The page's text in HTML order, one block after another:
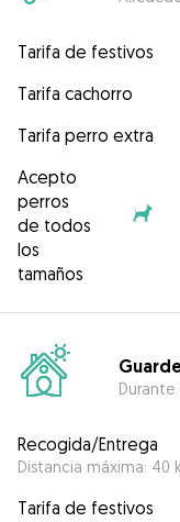
Tarifa de festivos
Tarifa cachorro
Tarifa perro extra
Acepto
perros
de todos
los
tamaños
Recogida/Entrega
Distancia máxima: 40
Tarifa de festivos